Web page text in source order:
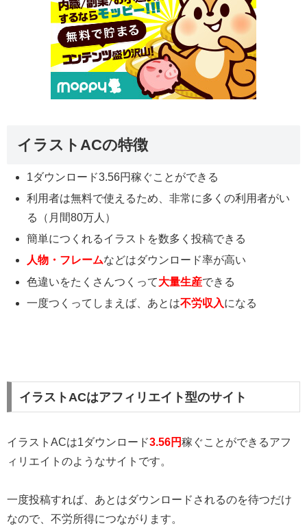
イラストACの特徴
1ダウンロード3.56円稼ぐことができる
利用者は無料で使えるため、非常に多くの利用者がい
る（月間80万人）
簡単につくれるイラストを数多く投稿できる
人物・フレームなどはダウンロード率が高い
色違いをたくさんつくって大量生産できる
一度つくってしまえば、あとは不労収入になる
イラストACはアフィリエイト型のサイト
イラストACは1ダウンロード3.56円稼ぐことができるアフ
ィリエイトのようなサイトです。
一度投稿すれば、あとはダウンロードされるのを待つだけ
なので、不労所得につながります。